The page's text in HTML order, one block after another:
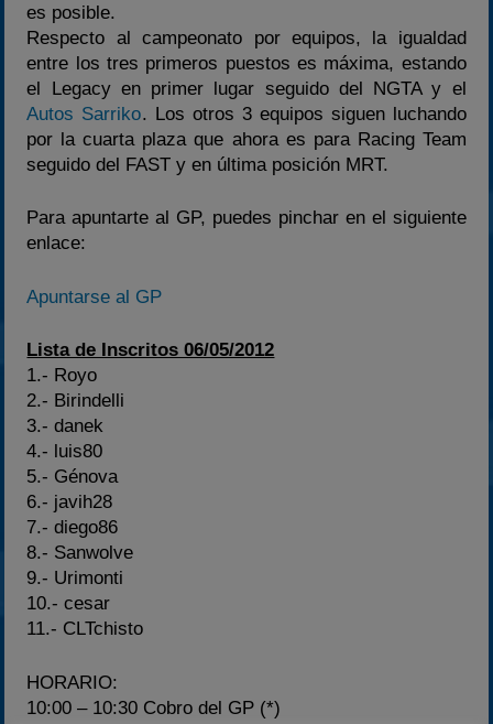
es posible.
Respecto al campeonato por equipos, la igualdad
entre los tres primeros puestos es máxima, estando
el Legacy en primer lugar seguido del NGTA y el
Autos Sarriko. Los otros 3 equipos siguen luchando
por la cuarta plaza que ahora es para Racing Team
seguido del FAST y en última posición MRT.
Para apuntarte al GP, puedes pinchar en el siguiente
enlace:
Apuntarse al GP
Lista de Inscritos 06/05/2012
1.- Royo
2.- Birindelli
3.- danek
4.- luis80
5.- Génova
6.- javih28
7.- diego86
8.- Sanwolve
9.- Urimonti
10.- cesar
11.- CLTchisto
HORARIO:
10:00 – 10:30 Cobro del GP (*)